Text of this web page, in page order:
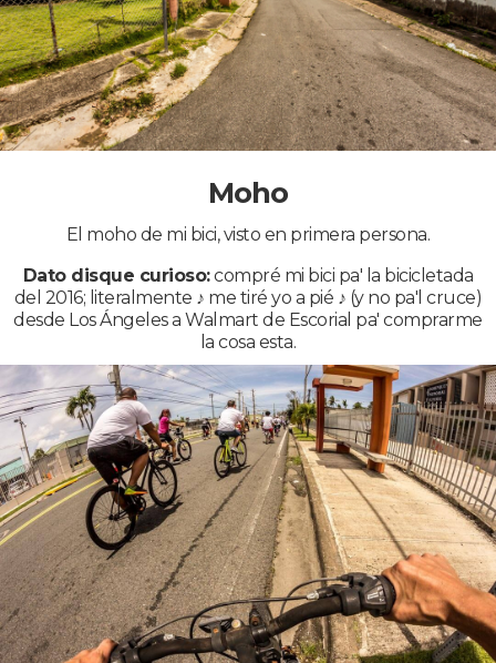
Moho
El moho de mi bici, visto en primera persona.
Dato disque curioso:compré mi bici pa' la bicicletada
del 2016; literalmente ♪ me tiré yo a pié ♪ (y no pa'l cruce)
desde Los Ángeles a Walmart de Escorial pa' comprarme
la cosa esta.